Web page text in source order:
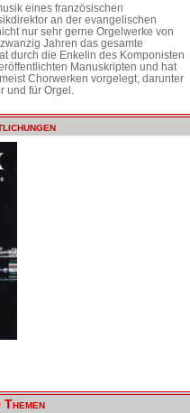
eines französischen
an der evangelischen
nur sehr gerne Orgelwerke von
Jahren das gesamte
durch die Enkelin des Komponisten
Manuskripten und hat
Chorwerken vorgelegt, darunter
und für Orgel.